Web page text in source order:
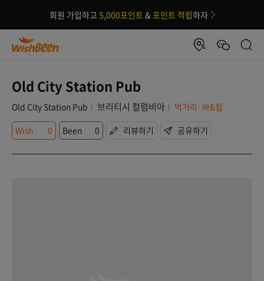
회원 가입하고 5,000포인트 &포인트 적립하자
Old City Station Pub
Old City Station Pub 브리티시 컬럼비아
먹거리·바&펍
Wish
0 Been 0 리뷰하기 공유하기